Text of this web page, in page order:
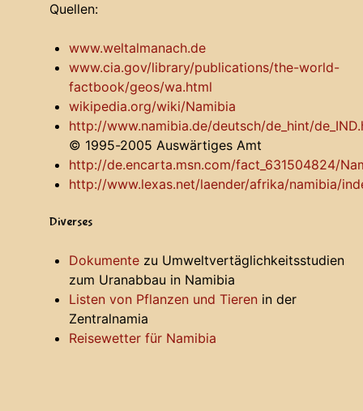
Quellen:
www.weltalmanach.de
www.cia.gov/library/publications/the-world-
factbook/geos/wa.html
wikipedia.org/wiki/Namibia
http://www.namibia.de/deutsch/de_hint/
© 1995-2005 Auswärtiges Amt
http://de.encarta.msn.com/fact_631504824/
http://www.lexas.net/laender/afrika/namibia/
Diverses
Dokumente zu Umweltvertäglichkeitsstudien
zum Uranabbau in Namibia
Listen von Pflanzen und Tieren in der
Zentralnamia
Reisewetter für Namibia